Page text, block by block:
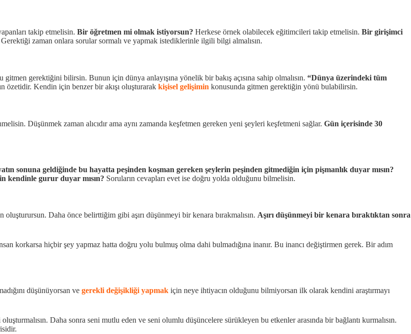
takip etmelisin. Bir öğretmen mi olmak istiyorsun? Herkese örnek olabilecek eğitimcileri takip etmelisin. Bir girişimci
zaman onlara sorular sormalı ve yapmak istediklerinle ilgili bilgi almalısın.
gerektiğini bilirsin. Bunun için dünya anlayışına yönelik bir bakış açısına sahip olmalısın. “Dünya üzerindeki tüm
özetidir. Kendin için benzer bir akışı oluşturarak kişisel gelişimin konusunda gitmen gerektiğin yönü bulabilirsin.
Düşünmek zaman alıcıdır ama aynı zamanda keşfetmen gereken yeni şeyleri keşfetmeni sağlar. Gün içerisinde 30
sonuna geldiğinde bu hayatta peşinden koşman gereken şeylerin peşinden gitmediğin için pişmanlık duyar mısın?
kendinle gurur duyar mısın? Soruların cevapları evet ise doğru yolda olduğunu bilmelisin.
Daha önce belirttiğim gibi aşırı düşünmeyi bir kenara bırakmalısın. Aşırı düşünmeyi bir kenara bıraktıktan sonra
korkarsa hiçbir şey yapmaz hatta doğru yolu bulmuş olma dahi bulmadığına inanır. Bu inancı değiştirmen gerek. Bir adım
düşünüyorsan ve gerekli değişikliği yapmak için neye ihtiyacın olduğunu bilmiyorsan ilk olarak kendini araştırmayı
Daha sonra seni mutlu eden ve seni olumlu düşüncelere sürükleyen bu etkenler arasında bir bağlantı kurmalısın.